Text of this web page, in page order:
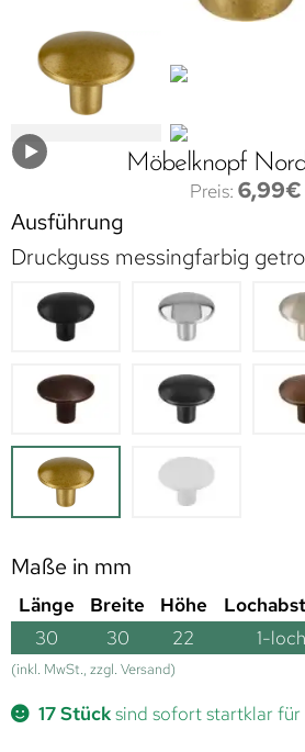
Möbelknopf
6,99€
Ausführung
Druckguss messingfarbig
Maße in mm
Länge Breite Höhe
30
30 22 1-loch
(inkl. MwSt., zzgl. Versand)
17 Stücksind sofort startklar für